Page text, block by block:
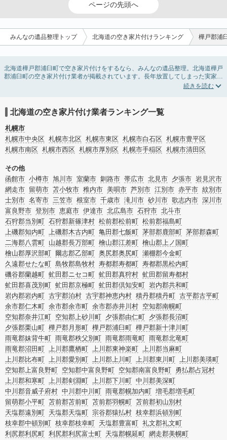
ページの先頭へ
みんなの遺品整理トップ 北海道の空き家片付けランキング 樺戸郡浦
北海道樺戸郡浦臼町で空き家片付けをするなら、みんなの遺品整理。北海道樺戸
郡浦臼町の空き家片付け業者が掲載されています。長年放置してしまった実家の
片付けや、相続したが住む予定のない親の家の不用品の処分・回収・引き取りま
み条件を利用し検索してみましょう。
また家一軒まるごとの掃除方法・空家対策特別措置法の法改正に伴う空き家の片
付けについての情報も豊富です。
北海道の空き家片付け業者ランキング一覧
札幌市
札幌市中央区 札幌市北区 札幌市東区 札幌市白石区 札幌市豊平区
札幌市南区 札幌市西区 札幌市厚別区 札幌市手稲区 札幌市清田区
その他
函館市 小樽市 旭川市 室蘭市 釧路市 帯広市 北見市 夕張市 岩見沢市
網走市 留萌市 苫小牧市 稚内市 美唄市 芦別市 江別市 赤平市 紋別市
士別市 名寄市 三笠市 根室市 千歳市 滝川市 砂川市 歌志内市 深川市
富良野市 登別市 恵庭市 伊達市 北広島市 石狩市 北斗市
石狩郡当別町 石狩郡新篠津村 松前郡松前町 松前郡福島町
上磯郡知内町 上磯郡木古内町 亀田郡七飯町 茅部郡鹿部町 茅部郡森町
二海郡八雲町 山越郡長万部町 檜山郡江差町 檜山郡上ノ国町
檜山郡厚沢部町 爾志郡乙部町 奥尻郡奥尻町 瀬棚郡今金町
久遠郡せたな町 島牧郡島牧村 寿都郡寿都町 寿都郡黒松内町
磯谷郡蘭越町 虻田郡ニセコ町 虻田郡真狩村 虻田郡留寿都村
虻田郡喜茂別町 虻田郡京極町 虻田郡倶知安町 岩内郡共和町
岩内郡岩内町 古宇郡泊村 古宇郡神恵内村 積丹郡積丹町 古平郡古平町
余市郡仁木町 余市郡余市町 余市郡赤井川村 空知郡南幌町
空知郡奈井江町 空知郡上砂川町 夕張郡由仁町 夕張郡長沼町
夕張郡栗山町 樺戸郡月形町 樺戸郡浦臼町 樺戸郡新十津川町
雨竜郡妹背牛町 雨竜郡秩父別町 雨竜郡雨竜町 雨竜郡北竜町
雨竜郡沼田町 上川郡鷹栖町 上川郡東神楽町 上川郡当麻町
上川郡比布町 上川郡愛別町 上川郡上川町 上川郡東川町 上川郡美瑛町
空知郡上富良野町 空知郡中富良野町 空知郡南富良野町 勇払郡占冠村
上川郡和寒町 上川郡剣淵町 上川郡下川町 中川郡美深町
中川郡音威子府村 中川郡中川町 雨竜郡幌加内町 増毛郡増毛町
留萌郡小平町 苫前郡苫前町 苫前郡羽幌町 苫前郡初山別村
天塩郡遠別町 天塩郡天塩町 宗谷郡猿払村 枝幸郡浜頓別町
枝幸郡中頓別町 枝幸郡枝幸町 天塩郡豊富町 礼文郡礼文町
利尻郡利尻町 利尻郡利尻富士町 天塩郡幌延町 網走郡美幌町